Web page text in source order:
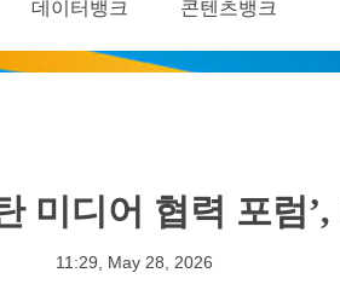
데이터뱅크 콘텐츠뱅크
미디어 협력 포럼
11:29, May 28, 2026